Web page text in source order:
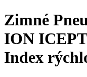
Zimné
ION
Index